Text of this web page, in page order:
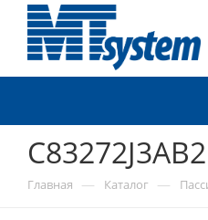
Главная — Каталог —